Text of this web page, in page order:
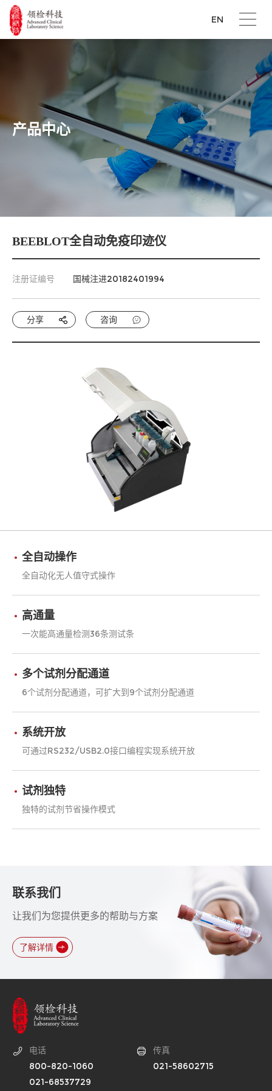
EN
产品中心
BEEBLOT全自动免疫印迹仪
注册证编号 国械注进20182401994
分享 咨询
全自动操作
全自动化无人值守式操作
高通量
一次能高通量检测36条测试条
多个试剂分配通道
6个试剂分配通道，可扩大到9个试剂分配通道
系统开放
可通过RS232/USB2.0接口编程实现系统开放
试剂独特
独特的试剂节省操作模式
联系我们
让我们为您提供更多的帮助与方案
了解详情
电话
800-820-1060
021-68537729
传真
021-58602715